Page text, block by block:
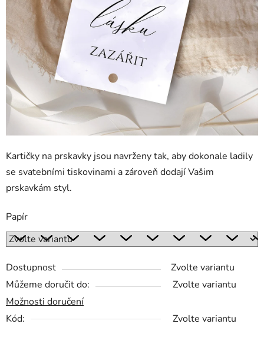
Kartičky na prskavky jsou navrženy tak, aby dokonale ladily
se svatebními tiskovinami a zároveň dodají Vašim
prskavkám styl.
Papír
Dostupnost
Zvolte variantu
Můžeme doručit do:
Zvolte variantu
Možnosti doručení
Kód:
Zvolte variantu